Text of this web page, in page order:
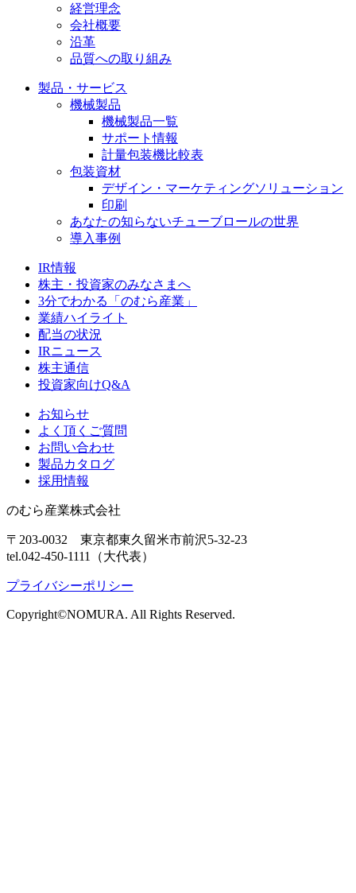
経営理念
会社概要
沿革
品質への取り組み
製品・サービス
機械製品
機械製品一覧
サポート情報
計量包装機比較表
包装資材
デザイン・マーケティングソリューション
印刷
あなたの知らないチューブロールの世界
導入事例
IR情報
株主・投資家のみなさまへ
3分でわかる「のむら産業」
業績ハイライト
配当の状況
IRニュース
株主通信
投資家向けQ&A
お知らせ
よく頂くご質問
お問い合わせ
製品カタログ
採用情報
のむら産業株式会社
〒203-0032 東京都東久留米市前沢5-32-23
tel.042-450-1111（大代表）
プライバシーポリシー
Copyright©NOMURA. All Rights Reserved.